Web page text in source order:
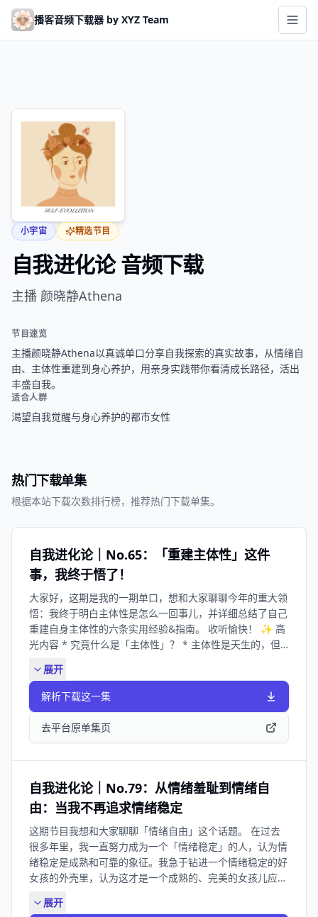
Skip to main content
播客音频下载器 by XYZ Team
小宇宙 精选节目
自我进化论 音频下载
主播 颜晓静Athena
节目速览
主播颜晓静Athena以真诚单口分享自我探索的真实故事，从情绪自
由、主体性重建到身心养护，用亲身实践带你看清成长路径，活出
丰盛自我。
适合人群
渴望自我觉醒与身心养护的都市女性
热门下载单集
根据本站下载次数排行榜，推荐热门下载单集。
自我进化论｜No.65：「重建主体性」这件
事，我终于悟了！
大家好，这期是我的一期单口，想和大家聊聊今年的重大领
悟：我终于明白主体性是怎么一回事儿，并详细总结了自己
重建自身主体性的六条实用经验&指南。 收听愉快！ ✨ 高
光内容 * 究竟什么是「主体性」？ * 主体性是天生的，但
性，而成为客体？ * 如何重建自身的主体性？（六条实用指
南） * 前提：分清楚什么是别人的事儿，什么是自己的事儿
* 第一条：与自己的身体和感受充分联结，重建内在感受的
原点 - 内在的参考系：我的感受，我的直觉 - 身体是与感受
连接的桥梁，在生活中带着平等心观察身体生灭的感受 * 第
事，和我需要获得你的允许才能做这件事，是两码事 - 我理
解你的感受，和我需要对你的感受和情绪负责，是两码事 *
第三条：100%对自己负责，明白自己作为一个成年人，永
远都有选择 - 执着于让某个人用自己想要的方式对待自己，
也是一种客体思维 * 第四条：克服自恋幻想，不要失去改变
或拯救任何人 - 别人伤害我，不是我的错。但是让他们继续
留在我的生活里，是我的责任 * 第五条：放下执念和掌控欲
望，允许自己失败，允许自己犯错，允许自己面目可憎，允
展开
解析下载这一集
去平台原单集页
自我进化论｜No.79：从情绪羞耻到情绪自
由：当我不再追求情绪稳定
这期节目我想和大家聊聊「情绪自由」这个话题。 在过去
很多年里，我一直努力成为一个「情绪稳定」的人，认为情
绪稳定是成熟和可靠的象征。我急于钻进一个情绪稳定的好
女孩的外壳里，认为这才是一个成熟的、完美的女孩儿应该
逐渐意识到，那些曾经被我忽略的情绪并没有消失，反而停
展开